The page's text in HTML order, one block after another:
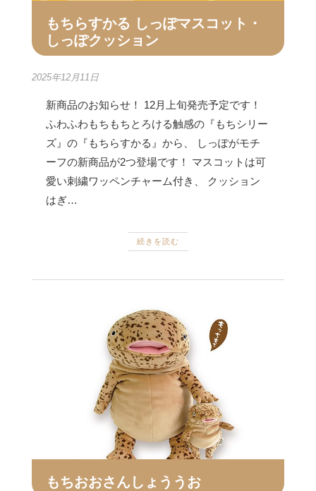
もちらすかる しっぽマスコット・
しっぽクッション
2025年12月11日
新商品のお知らせ！ 12月上旬発売予定です！
ふわふわもちもちとろける触感の『もちシリー
ズ』の『もちらすかる』から、 しっぽがモチ
ーフの新商品が2つ登場です！ マスコットは可
愛い刺繍ワッペンチャーム付き、 クッション
はぎ…
続きを読む
もちおおさんしょううお